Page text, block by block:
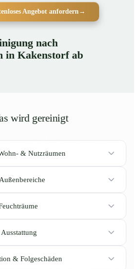
Angebot anfordern→
nach
in Kakenstorf ab
wird gereinigt
& Nutzräumen
& Folgeschäden